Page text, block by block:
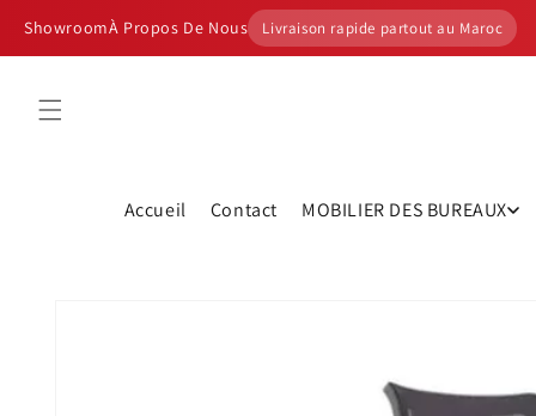
passer
ShowroomÀ Propos De Nous Livraison rapide partout au Maroc
Accueil Contact MOBILIER DES BUREAUX